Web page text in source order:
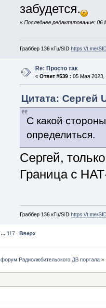
забудется.
« Последнее редактирование:
Граббер 136 кГц/SID https://t.me/
Re: Просто так
« Ответ #539 : 05 Мая 2023,
Цитата: Сергей
С какой
определиться.
Сергей,
Граница с
Граббер 136 кГц/SID https://t.me/
... 117 Вверх
форум Радиолюбительского ДВ портала»